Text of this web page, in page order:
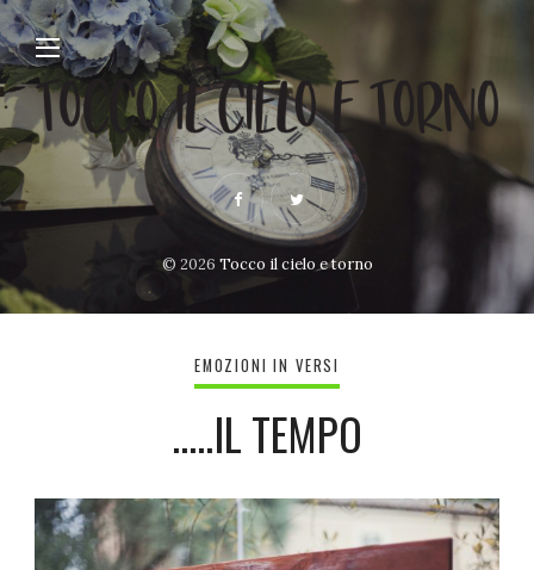
© 2026 Tocco il cielo e torno
EMOZIONI IN VERSI
…..IL TEMPO